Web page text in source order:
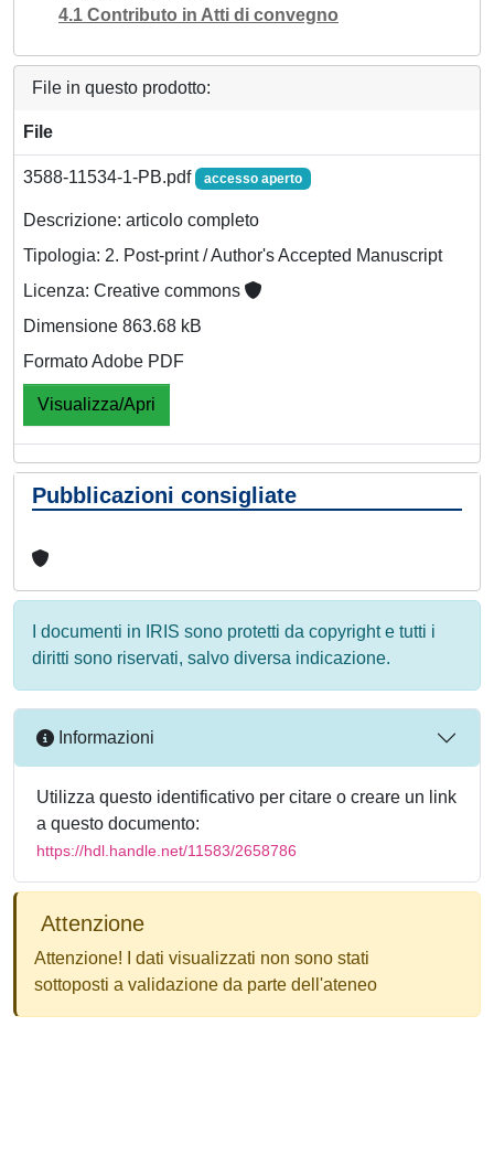
4.1 Contributo in Atti di convegno
File in questo prodotto:
File
3588-11534-1-PB.pdf accesso aperto
Descrizione: articolo completo
Tipologia: 2. Post-print / Author's Accepted Manuscript
Licenza: Creative commons
Dimensione 863.68 kB
Formato Adobe PDF
Visualizza/Apri
Pubblicazioni consigliate
I documenti in IRIS sono protetti da copyright e tutti i
diritti sono riservati, salvo diversa indicazione.
Informazioni
Utilizza questo identificativo per citare o creare un link
a questo documento:
https://hdl.handle.net/11583/2658786
Attenzione
Attenzione! I dati visualizzati non sono stati
sottoposti a validazione da parte dell'ateneo